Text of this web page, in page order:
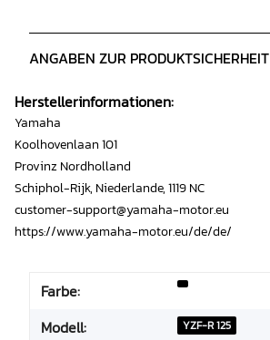
ANGABEN ZUR PRODUKTSICHERHEIT
Herstellerinformationen:
Yamaha
Koolhovenlaan 101
Provinz Nordholland
Schiphol-Rijk, Niederlande, 1119 NC
customer-support@yamaha-motor.eu
https://www.yamaha-motor.eu/de/de/
Farbe:
Modell:
YZF-R 125